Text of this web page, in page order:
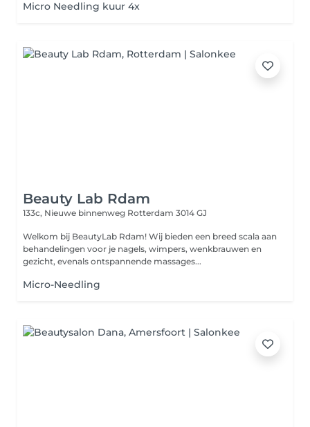
Micro Needling kuur 4x
Beauty Lab Rdam
133c, Nieuwe binnenweg Rotterdam 3014 GJ
Welkom bij BeautyLab Rdam! Wij bieden een breed scala aan
behandelingen voor je nagels, wimpers, wenkbrauwen en
gezicht, evenals ontspannende massages...
Micro-Needling